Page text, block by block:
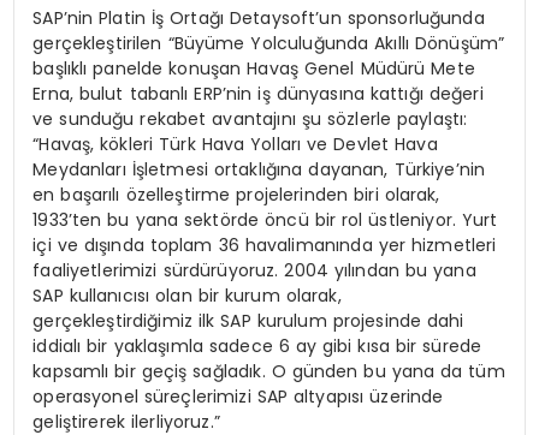
SAP’nin Platin İş Ortağı Detaysoft’un sponsorluğunda
gerçekleştirilen “Büyüme Yolculuğunda Akıllı Dönüşüm”
başlıklı panelde konuşan Havaş Genel Müdürü Mete
Erna, bulut tabanlı ERP’nin iş dünyasına kattığı değeri
ve sunduğu rekabet avantajını şu sözlerle paylaştı:
“Havaş, kökleri Türk Hava Yolları ve Devlet Hava
Meydanları İşletmesi ortaklığına dayanan, Türkiye’nin
en başarılı özelleştirme projelerinden biri olarak,
1933’ten bu yana sektörde öncü bir rol üstleniyor. Yurt
içi ve dışında toplam 36 havalimanında yer hizmetleri
faaliyetlerimizi sürdürüyoruz. 2004 yılından bu yana
SAP kullanıcısı olan bir kurum olarak,
gerçekleştirdiğimiz ilk SAP kurulum projesinde dahi
iddialı bir yaklaşımla sadece 6 ay gibi kısa bir sürede
kapsamlı bir geçiş sağladık. O günden bu yana da tüm
operasyonel süreçlerimizi SAP altyapısı üzerinde
geliştirerek ilerliyoruz.”